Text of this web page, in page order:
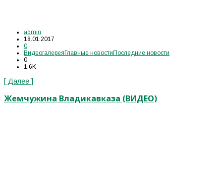
admin
18.01.2017
0
ВидеогалереяГлавные новостиПоследние новости
0
1.6K
[ Далее ]
Жемчужина Владикавказа (ВИДЕО)